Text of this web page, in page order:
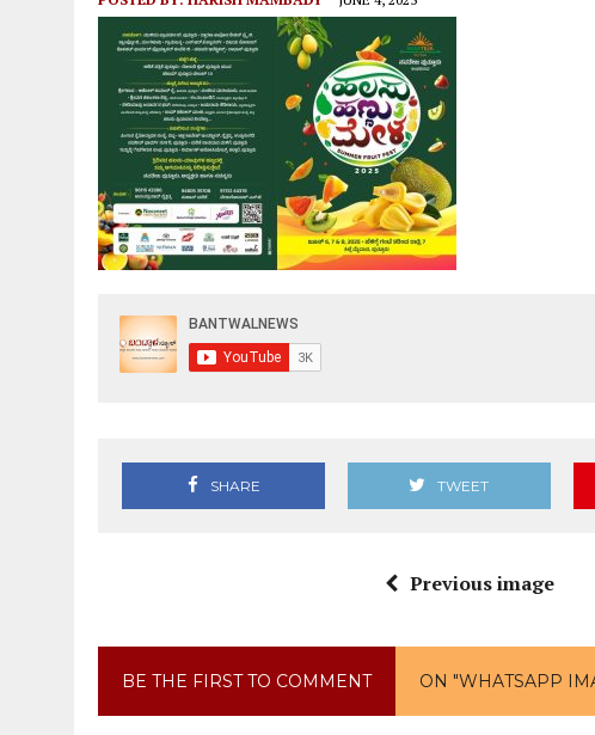
SHARE TWEET
Previous image
BE THE FIRST TO COMMENT ON "WHATSAPP